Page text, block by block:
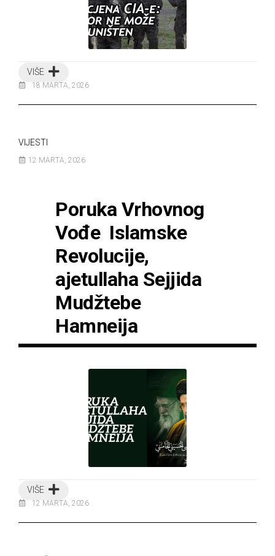
VIŠE
18 MARTA, 2026
VIJESTI
12 MARTA, 2026
Poruka Vrhovnog
Vođe Islamske
Revolucije,
ajetullaha Sejjida
Mudžtebe
Hamneija
VIŠE
12 MARTA, 2026